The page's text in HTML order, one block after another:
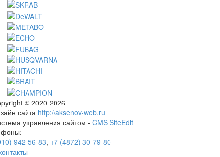
© 2020-2026
сайта http://aksenov-web.ru
управления сайтом - CMS SiteEdit
942-56-83, +7 (4872) 30-79-80